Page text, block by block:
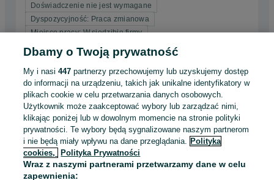
Doświadczenie nie jest wymagane
Dyspozycyjność: Praca zmianowa
Miejsce pracy: W siedzibie firmy
Odświeżono dnia 27 lipca 2026
Magazynier w dziale montażu k/m
MEDOS Paweł Buławka sp. k.
Chełmno
Pełny etat
Umowa o pracę
Dbamy o Twoją prywatność
My i nasi447 partnerzy przechowujemy lub uzyskujemy dostęp
do informacji na urządzeniu, takich jak unikalne identyfikatory w
plikach cookie w celu przetwarzania danych osobowych.
Użytkownik może zaakceptować wybory lub zarządzać nimi,
klikając poniżej lub w dowolnym momencie na stronie polityki
prywatności. Te wybory będą sygnalizowane naszym partnerom
i nie będą miały wpływu na dane przeglądania. Polityka
cookies,
Polityka Prywatności
Wraz z naszymi partnerami przetwarzamy dane w celu
zapewnienia: